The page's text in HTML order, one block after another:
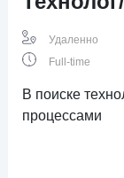
Удаленно
Full-time
В поиске
процессами